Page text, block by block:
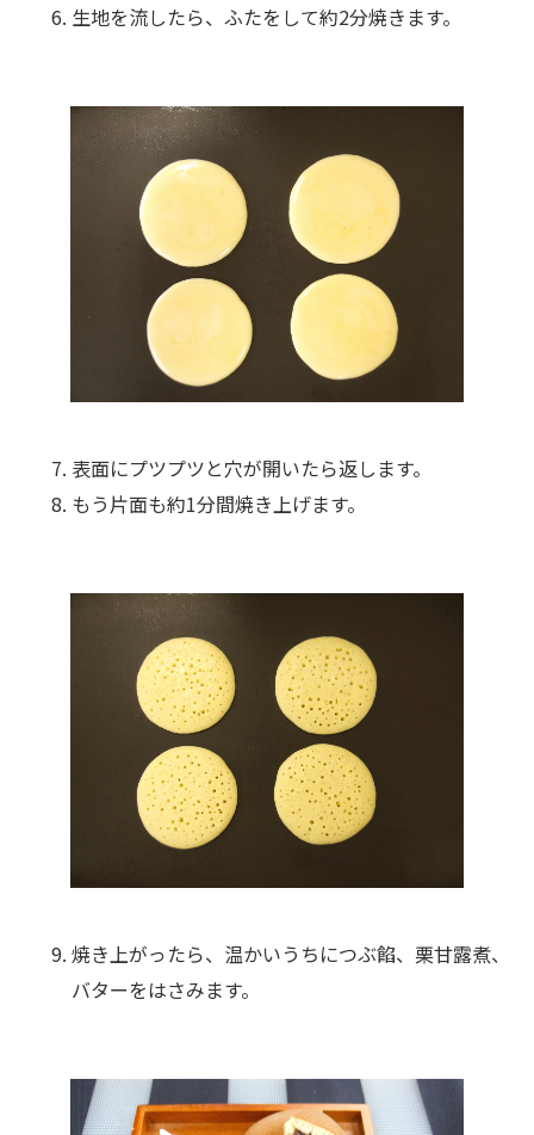
生地を流したら、ふたをして約2分焼きます。
表面にプツプツと穴が開いたら返します。
もう片面も約1分間焼き上げます。
焼き上がったら、温かいうちにつぶ餡、栗甘露煮、
バターをはさみます。